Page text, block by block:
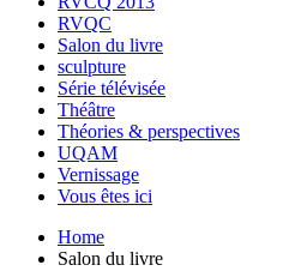
RVQC
Salon du livre
sculpture
Série télévisée
Théâtre
Théories & perspectives
UQAM
Vernissage
Vous êtes ici
Home
Salon du livre